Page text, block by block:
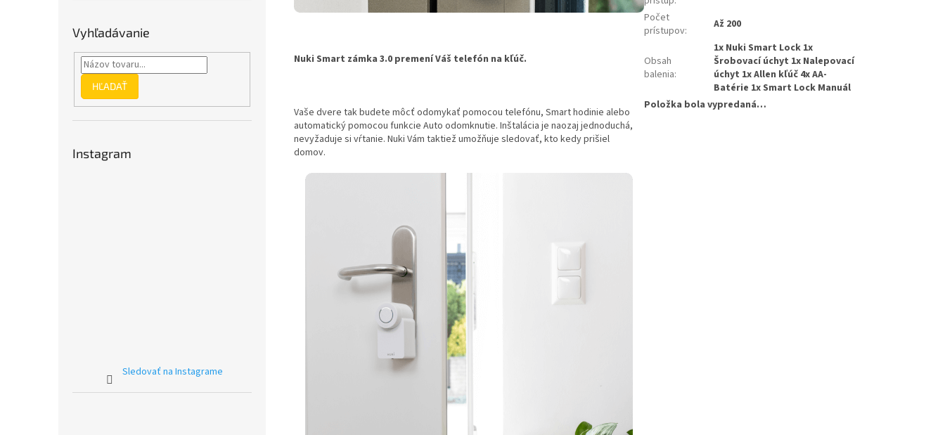
Vyhľadávanie
HĽADAŤ
Instagram
Sledovať na Instagrame
Nuki Smart zámka 3.0 premení Váš telefón na kľúč.
Vaše dvere tak budete môcť odomykať pomocou telefónu, Smart hodinie alebo
automatický pomocou funkcie Auto odomknutie. Inštalácia je naozaj jednoduchá,
nevyžaduje si vŕtanie. Nuki Vám taktiež umožňuje sledovať, kto kedy prišiel
domov.
Počet
prístupov: Až 200
Obsah
balenia:
1x Nuki Smart Lock 1x
Šrobovací úchyt 1x Nalepovací
úchyt 1x Allen kľúč 4x AA-
Batérie 1x Smart Lock Manuál
Položka bola vypredaná…